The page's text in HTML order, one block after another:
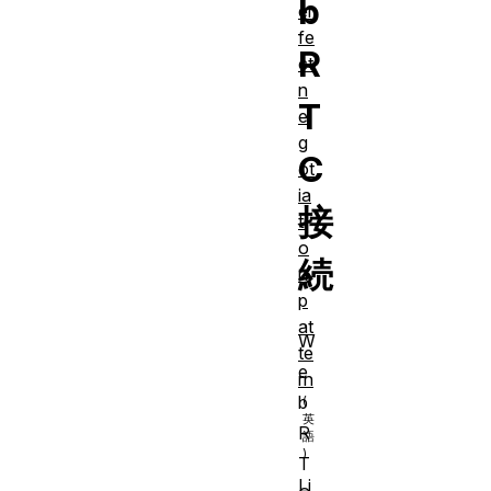
b
R
T
C
接
続
W
e
b
R
T
er
fe
ct
n
e
g
ot
ia
ti
o
n
p
at
te
rn
Li